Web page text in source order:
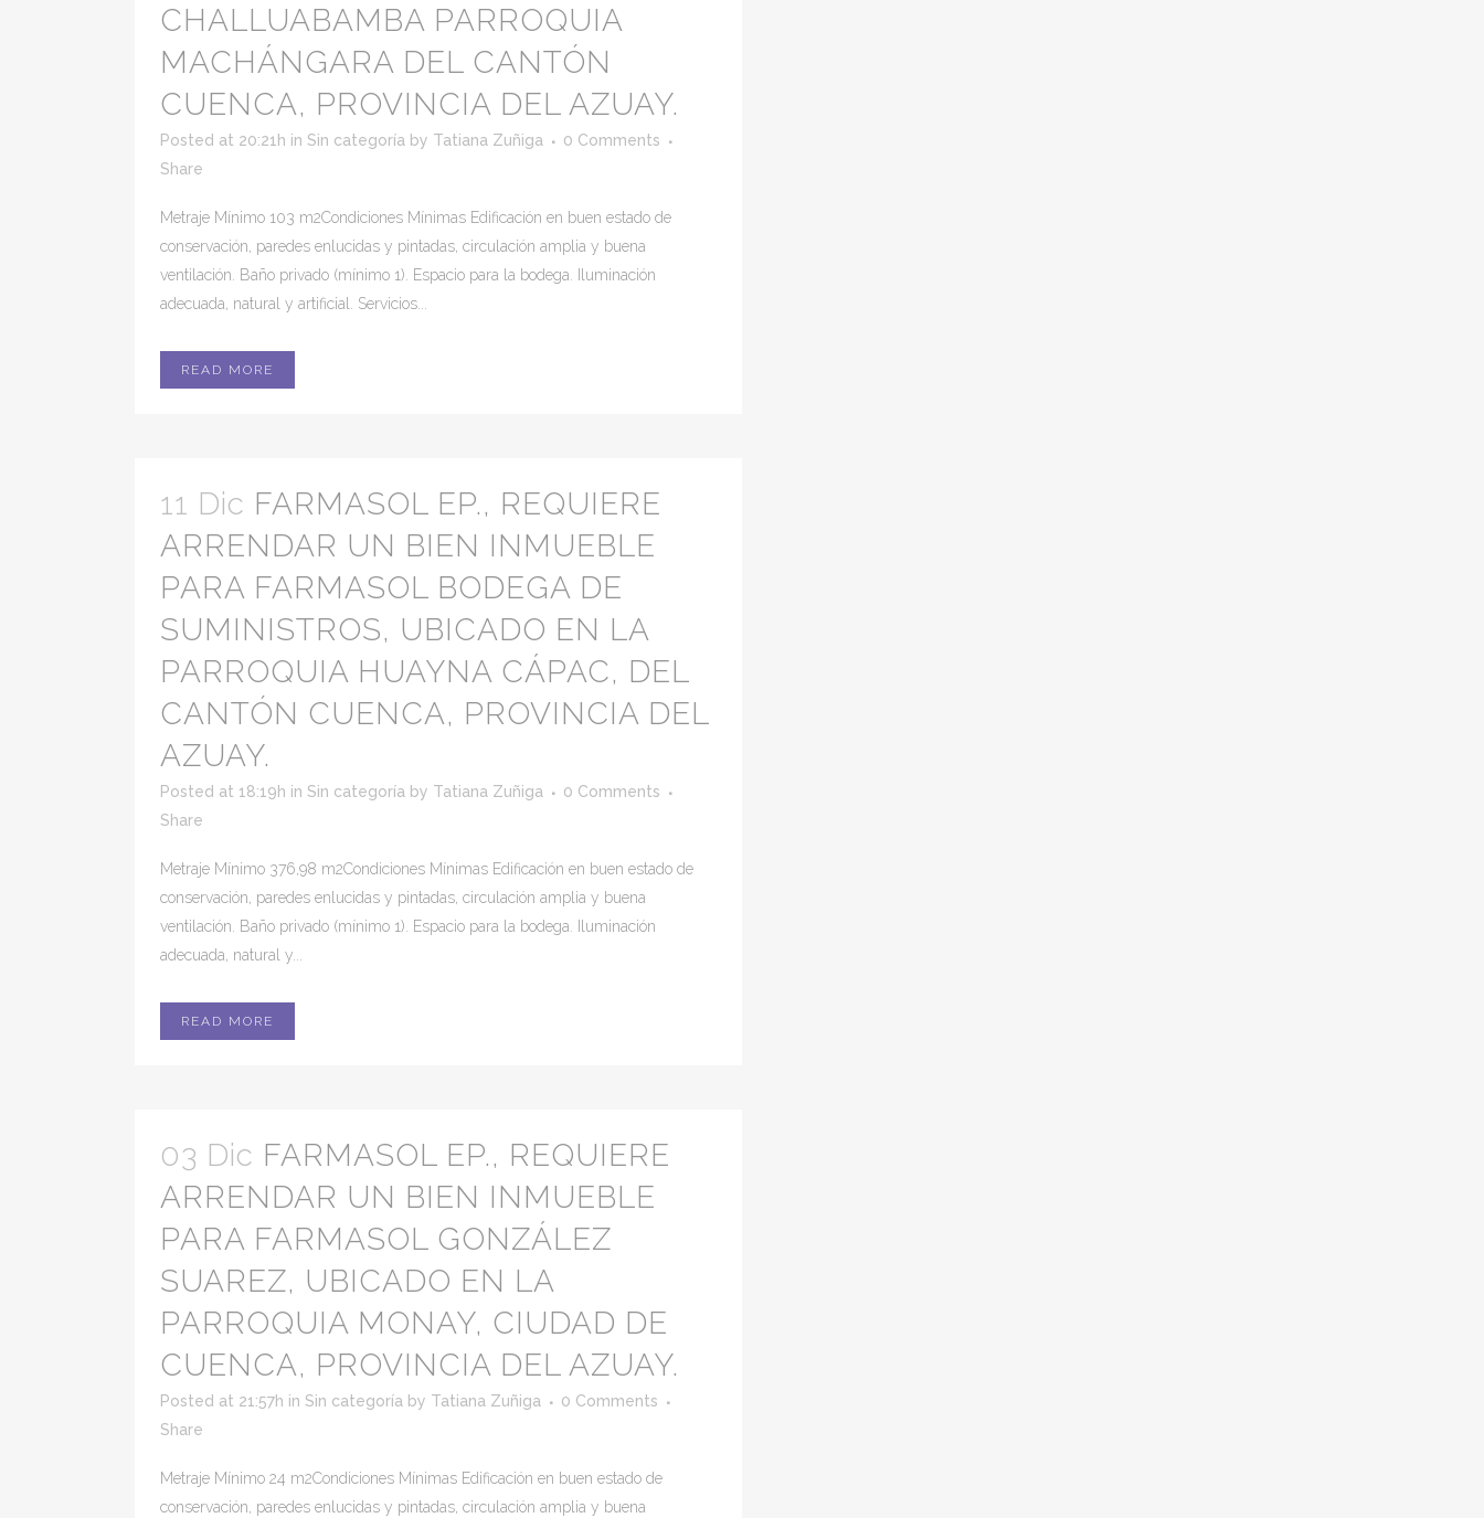
CHALLUABAMBA PARROQUIA
MACHÁNGARA DEL CANTÓN
CUENCA, PROVINCIA DEL AZUAY.
Posted at 20:21h in Sin categoría by Tatiana Zuñiga
0 Comments
Share
Metraje Mínimo 103 m2Condiciones Mínimas Edificación en buen estado de
conservación, paredes enlucidas y pintadas, circulación amplia y buena
ventilación. Baño privado (mínimo 1). Espacio para la bodega. Iluminación
adecuada, natural y artificial. Servicios...
READ MORE
11 Dic FARMASOL EP., REQUIERE
ARRENDAR UN BIEN INMUEBLE
PARA FARMASOL BODEGA DE
SUMINISTROS, UBICADO EN LA
PARROQUIA HUAYNA CÁPAC, DEL
CANTÓN CUENCA, PROVINCIA DEL
AZUAY.
Posted at 18:19h in Sin categoría by Tatiana Zuñiga
0 Comments
Share
Metraje Mínimo 376,98 m2Condiciones Mínimas Edificación en buen estado de
conservación, paredes enlucidas y pintadas, circulación amplia y buena
ventilación. Baño privado (mínimo 1). Espacio para la bodega. Iluminación
adecuada, natural y...
READ MORE
03 Dic FARMASOL EP., REQUIERE
ARRENDAR UN BIEN INMUEBLE
PARA FARMASOL GONZÁLEZ
SUAREZ, UBICADO EN LA
PARROQUIA MONAY, CIUDAD DE
CUENCA, PROVINCIA DEL AZUAY.
Posted at 21:57h in Sin categoría by Tatiana Zuñiga
0 Comments
Share
Metraje Mínimo 24 m2Condiciones Mínimas Edificación en buen estado de
conservación, paredes enlucidas y pintadas, circulación amplia y buena